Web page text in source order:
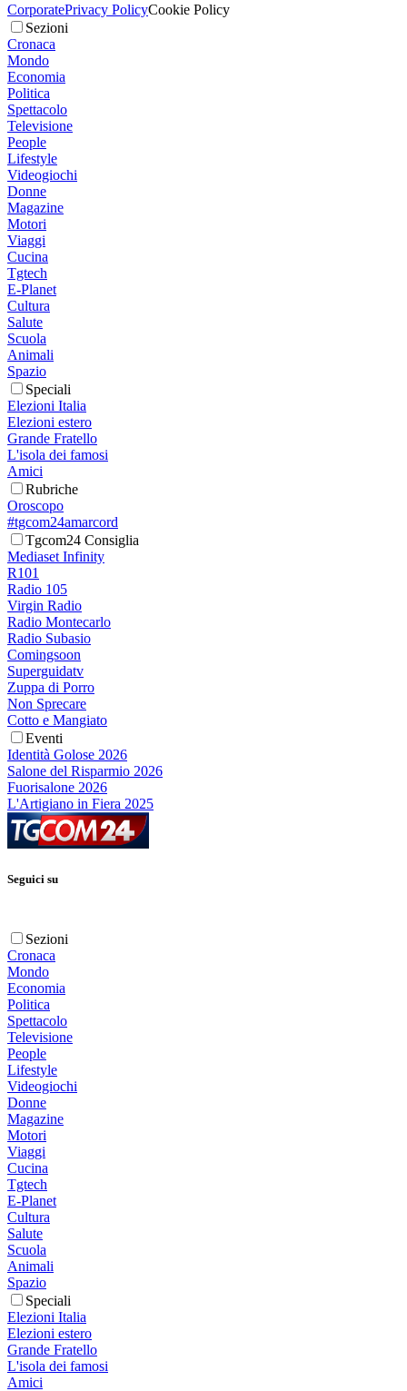
CorporatePrivacy PolicyCookie Policy
Sezioni
Cronaca
Mondo
Economia
Politica
Spettacolo
Televisione
People
Lifestyle
Videogiochi
Donne
Magazine
Motori
Viaggi
Cucina
Tgtech
E-Planet
Cultura
Salute
Scuola
Animali
Spazio
Speciali
Elezioni Italia
Elezioni estero
Grande Fratello
L'isola dei famosi
Amici
Rubriche
Oroscopo
#tgcom24amarcord
Tgcom24 Consiglia
Mediaset Infinity
R101
Radio 105
Virgin Radio
Radio Montecarlo
Radio Subasio
Comingsoon
Superguidatv
Zuppa di Porro
Non Sprecare
Cotto e Mangiato
Eventi
Identità Golose 2026
Salone del Risparmio 2026
Fuorisalone 2026
L'Artigiano in Fiera 2025
Seguici su
Sezioni
Cronaca
Mondo
Economia
Politica
Spettacolo
Televisione
People
Lifestyle
Videogiochi
Donne
Magazine
Motori
Viaggi
Cucina
Tgtech
E-Planet
Cultura
Salute
Scuola
Animali
Spazio
Speciali
Elezioni Italia
Elezioni estero
Grande Fratello
L'isola dei famosi
Amici